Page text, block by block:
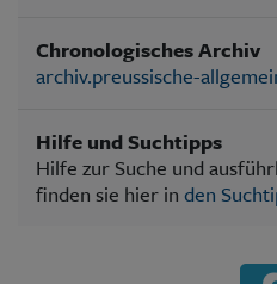
Chronologisches Archiv
archiv.preussische-
Hilfe und Suchtipps
Hilfe zur Suche und
finden sie hier in den